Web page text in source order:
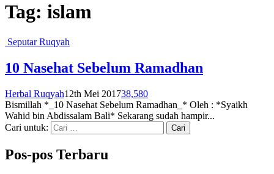
Tag: islam
Seputar Ruqyah
10 Nasehat Sebelum Ramadhan
Herbal Ruqyah12th Mei 201738,580
Bismillah *_10 Nasehat Sebelum Ramadhan_* Oleh : *Syaikh
Wahid bin Abdissalam Bali* Sekarang sudah hampir...
Cari untuk:
Pos-pos Terbaru